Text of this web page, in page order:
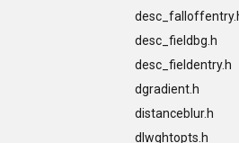
desc_fieldbg.h
desc_fieldentry.h
dgradient.h
distanceblur.h
dlwghtopts.h